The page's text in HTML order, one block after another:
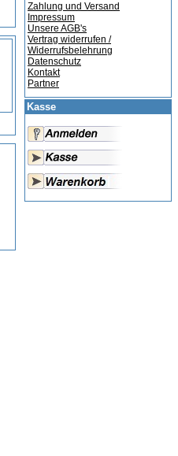
Zahlung und Versand
Impressum
Unsere AGB's
Vertrag widerrufen /
Widerrufsbelehrung
Datenschutz
Kontakt
Partner
Kasse